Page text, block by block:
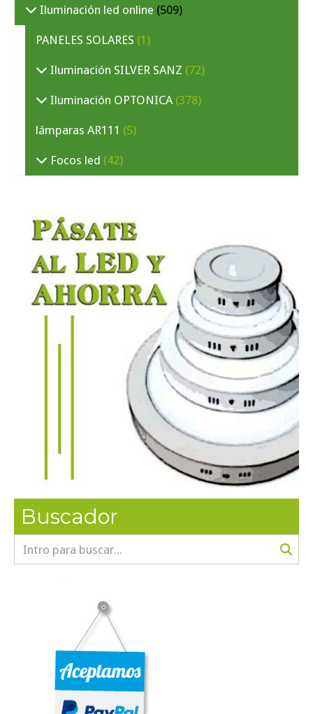
Iluminación led online (509)
PANELES SOLARES (1)
Iluminación SILVER SANZ (72)
Iluminación OPTONICA (378)
lámparas AR111 (5)
Focos led (42)
Buscador